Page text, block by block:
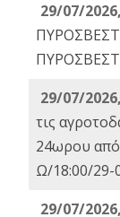
29/07/
29/07/
τις
24ωρου
Ω/18:00/29-
29/07/